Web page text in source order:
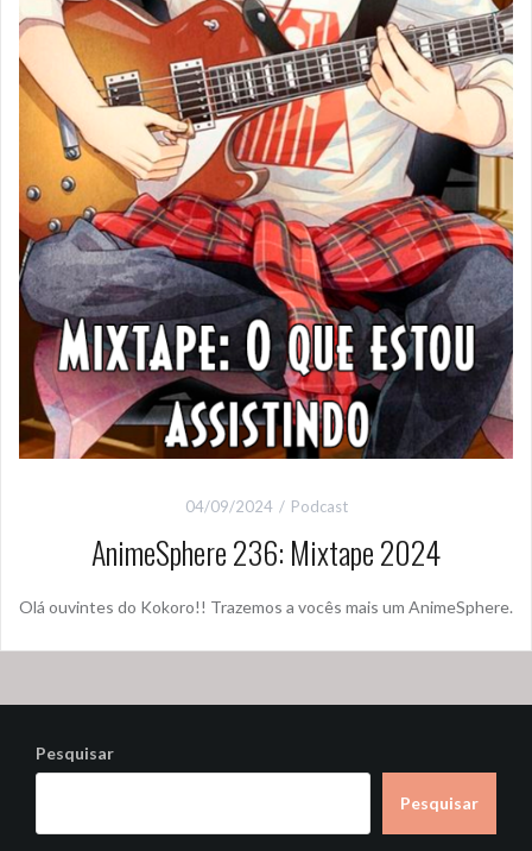
04/09/2024 Podcast
AnimeSphere 236: Mixtape 2024
Olá ouvintes do Kokoro!! Trazemos a vocês mais um AnimeSphere.
Pesquisar
Pesquisar